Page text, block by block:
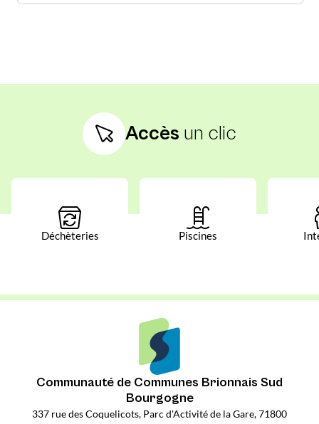
Accès un clic
Déchèteries Piscines
Communauté de Communes Brionnais Sud
Bourgogne
337 rue des Coquelicots, Parc d'Activité de la Gare, 71800